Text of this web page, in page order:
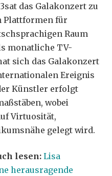
das Galakonzert zu
Plattformen für
Raum
monatliche TV-
sich das Galakonzert
Ereignis
Künstler erfolgt
wobei
Virtuosität,
gelegt wird.
lesen:Lisa
herausragende